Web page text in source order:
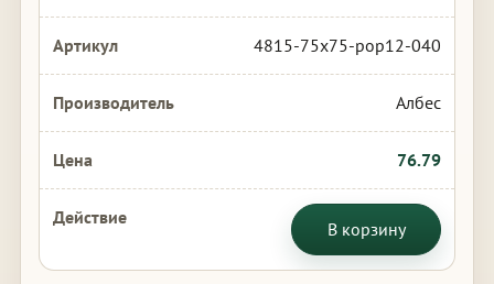
4815-75x75-pop12-040
Албес
76.79
В корзину